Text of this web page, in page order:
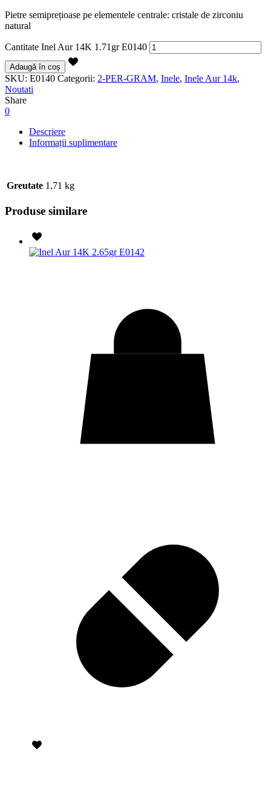
Pietre semiprețioase pe elementele centrale: cristale de zirconiu
natural
Cantitate Inel Aur 14K 1.71gr E0140
Adaugă în coș
SKU: E0140 Categorii: 2-PER-GRAM, Inele, Inele Aur 14k,
Noutati
Share
0
Descriere
Informații suplimentare
Greutate 1,71 kg
Produse similare